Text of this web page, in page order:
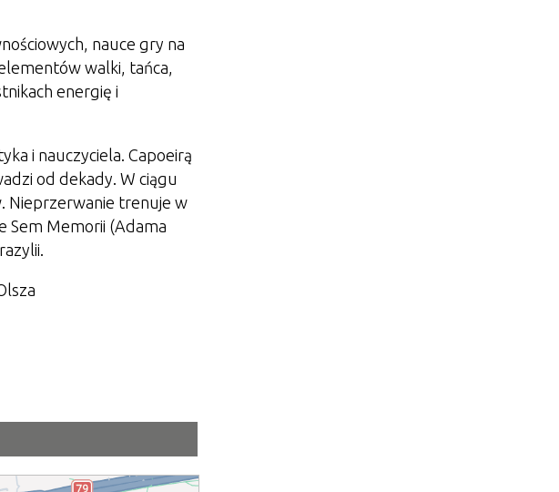
nauce gry na
walki, tańca,
energię i
i nauczyciela. Capoeirą
od dekady. W ciągu
Nieprzerwanie trenuje w
Sem Memorii (Adama